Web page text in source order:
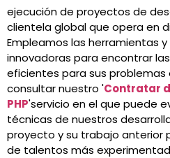
ejecución de proyectos de
clientela global que opera en
Empleamos las herramientas
innovadoras para encontrar
eficientes para sus
consultar nuestro 'Contratar
PHP'servicio en el que puede
técnicas de nuestros
proyecto y su trabajo anterior
de talentos más